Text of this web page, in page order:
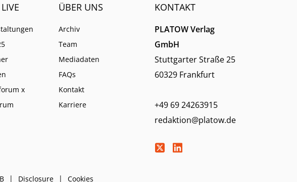
x
ÜBER UNS
Archiv
Team
Mediadaten
FAQs
Kontakt
Karriere
KONTAKT
PLATOW Verlag
GmbH
Stuttgarter Straße 25
60329 Frankfurt
+49 69 24263915
redaktion@platow.de
Disclosure Cookies